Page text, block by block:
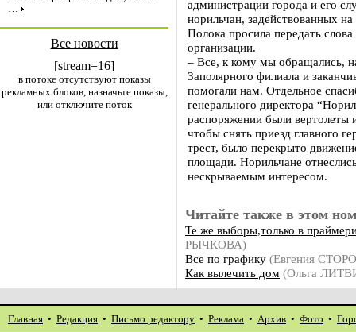
…
Все новости
[stream=16]
в потоке отсутствуют показы
рекламных блоков, назначьте показы,
или отключите поток
администрации города и его
норильчан, задействованных
Полока просила передать
организации.
– Все, к кому мы обращались,
Заполярного филиала и
помогали нам. Отдельное
генерального директора
распоряжении были вертолеты
чтобы снять приезд главного
трест, было перекрыто
площади. Норильчане
нескрываемым интересом.
Читайте также в этом
Те же выборы,только в
РЫЧКОВА)
Все по графику (Евгения
Как вылечить дом (Ольга
Главная • Редакция • Письмо редактору • Реклама • Архив • Фото •